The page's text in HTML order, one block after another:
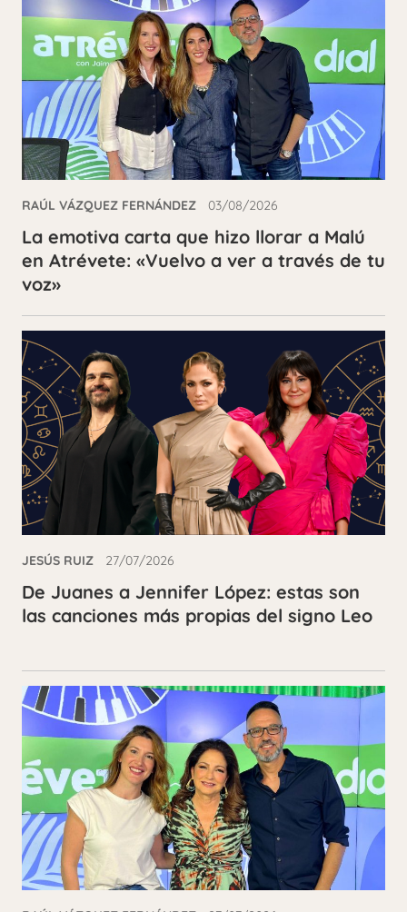
RAÚL VÁZQUEZ FERNÁNDEZ 03/08/2026
La emotiva carta que hizo llorar a Malú
en Atrévete: «Vuelvo a ver a través de tu
voz»
JESÚS RUIZ 27/07/2026
De Juanes a Jennifer López: estas son
las canciones más propias del signo Leo